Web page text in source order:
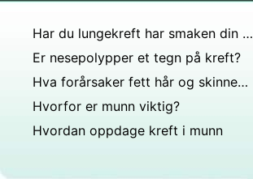
Har du lungekreft har smaken din endret seg til at alt smaker salt?
Er nesepolypper et tegn på kreft?
Hva forårsaker fett hår og skinnende nese?
Hvorfor er munn viktig?
Hvordan oppdage kreft i munn